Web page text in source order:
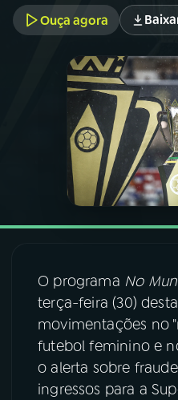
03PROGRAMAÇÃO
PROGRAMAS
PODCASTS
VIDEOCASTS
07ÚLTIMAS
08FESTIVAL DE
ACOMPANHE A RÁDIO
YouTube
Ouça agora
O programa No
terça-feira (30)
movimentações no
futebol feminino e
o alerta sobre
ingressos para a